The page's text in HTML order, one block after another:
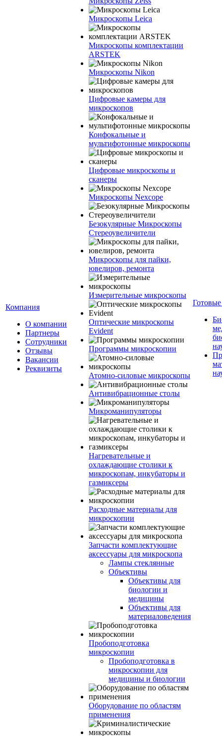
Компания
О компании
Партнеры
Сотрудники
Отзывы
Вакансии
Реквизиты
Микроскопы Leica
Микроскопы комплектации
ARSTEK
Микроскопы Nikon
Цифровые камеры для
микроскопов
Конфокальные и
мультифотонные микроскопы
Цифровые микроскопы и
сканеры
Микроскопы Nexcope
Безокулярные Микроскопы
Стереоувеличители
Микроскопы для пайки,
ювелиров, ремонта
Измерительные микроскопы
Оптические микроскопы
Evident
Программы микроскопии
Атомно-силовые микроскопы
Антивибрационные столы
Микроманипуляторы
Нагревательные и
охлаждающие столики к
микроскопам, инкубаторы и
газмиксеры
Расходные материалы для
микроскопии
Запчасти комплектующие
аксессуары для микроскопа
Лампы стеклянные
Объективы
Объективы для
биологии и
медицины
Объективы для
материаловедения
Пробоподготовка
микроскопии
Пробоподготовка в
микроскопии для
медицины и биологии
Оборудование по областям
применения